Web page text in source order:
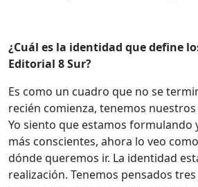
¿Cuál es la identidad que define
Editorial 8 Sur?
Es como un cuadro que no se
recién comienza, tenemos
Yo siento que estamos formulando
más conscientes, ahora lo veo
dónde queremos ir. La identidad
realización. Tenemos pensados